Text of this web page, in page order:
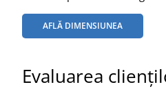
AFLĂ DIMENSIUNEA
Evaluarea